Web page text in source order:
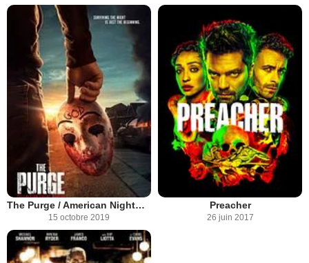
The Purge / American Nightmare
15 octobre 2019
Preacher
26 juin 2017